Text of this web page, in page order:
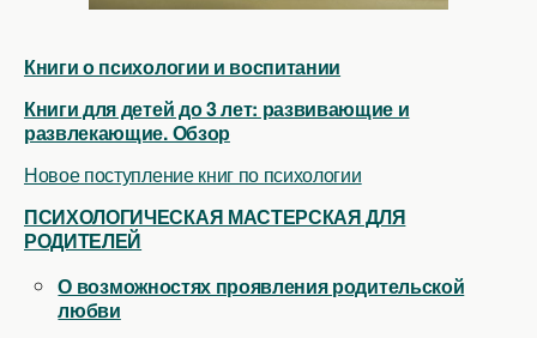
Книги о психологии и воспитании
Книги для детей до 3 лет: развивающие и
развлекающие. Обзор
Новое поступление книг по психологии
ПСИХОЛОГИЧЕСКАЯ МАСТЕРСКАЯ ДЛЯ
РОДИТЕЛЕЙ
О возможностях проявления родительской
любви